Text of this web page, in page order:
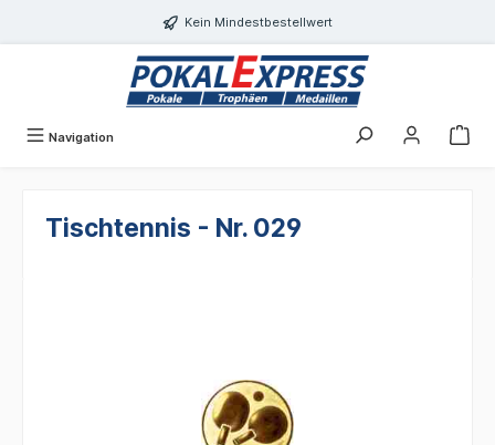
Kein Mindestbestellwert
Navigation
Tischtennis - Nr. 029